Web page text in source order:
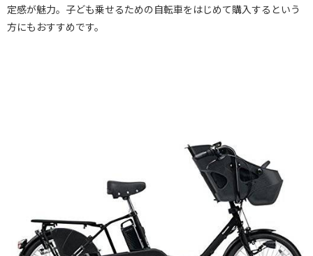
定感が魅力。子ども乗せるための自転車をはじめて購入するという
方にもおすすめです。